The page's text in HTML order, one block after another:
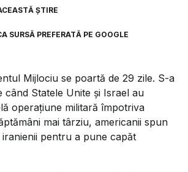
ȘTIRE
SURSĂ PREFERATĂ PE GOOGLE
Mijlociu se poartă de 29 zile. S-a
când Statele Unite și Israel au
operațiune militară împotriva
mai târziu, americanii spun
pentru a pune capăt